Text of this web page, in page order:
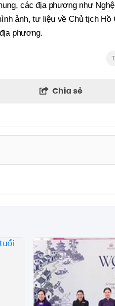
các địa phương như
ảnh, tư liệu về Chủ tịch
phương.
Chia sẻ